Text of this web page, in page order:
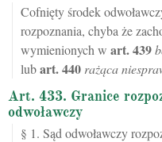
Cofnięty środek
rozpoznania, chyba że
wymienionych w art.439
lubart.440 rażąca
Art. 433. Granice
odwoławczy
§ 1. Sąd odwoławczy